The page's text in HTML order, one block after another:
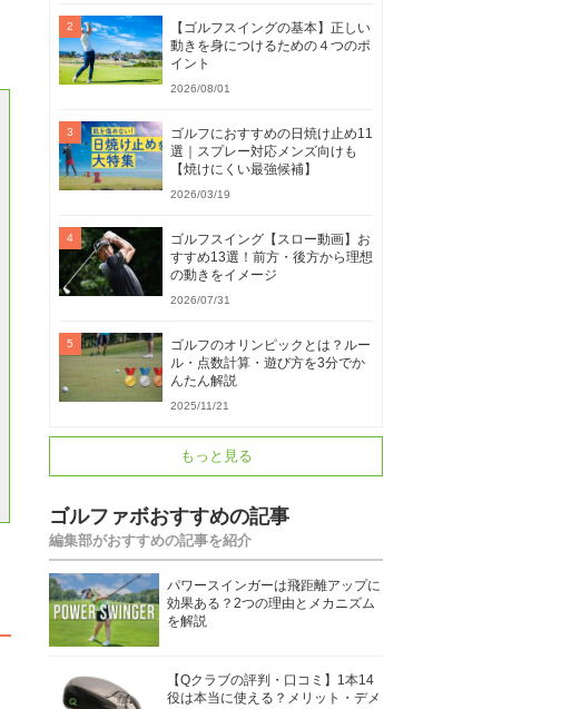
【ゴルフスイングの基本】正しい
動きを身につけるための４つのポ
イント
2026/08/01
ゴルフにおすすめの日焼け止め11
選｜スプレー対応メンズ向けも
【焼けにくい最強候補】
2026/03/19
ゴルフスイング【スロー動画】お
すすめ13選！前方・後方から理想
の動きをイメージ
2026/07/31
ゴルフのオリンピックとは？ルー
ル・点数計算・遊び方を3分でか
んたん解説
2025/11/21
もっと見る
ゴルファボおすすめの記事
編集部がおすすめの記事を紹介
パワースインガーは飛距離アップに
効果ある？2つの理由とメカニズム
を解説
【Qクラブの評判・口コミ】1本14
役は本当に使える？メリット・デメ